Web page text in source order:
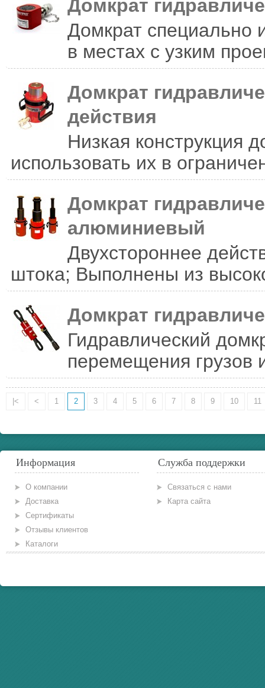
Домкрат
Домкрат специально
в местах с узким
Домкрат
действия
Низкая конструкция
использовать их в
Домкрат
алюминиевый
Двухстороннее
штока; Выполнены из
Домкрат
Гидравлический
перемещения грузов
|< < 1 2 3 4 5 6 7 8 9 10 11
Информация
О компании
Доставка
Сертификаты
Отзывы клиентов
Каталоги
Служба поддержки
Связаться с нами
Карта сайта